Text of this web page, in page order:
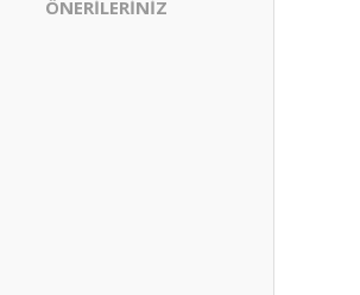
ÖNERİLERİNİZ